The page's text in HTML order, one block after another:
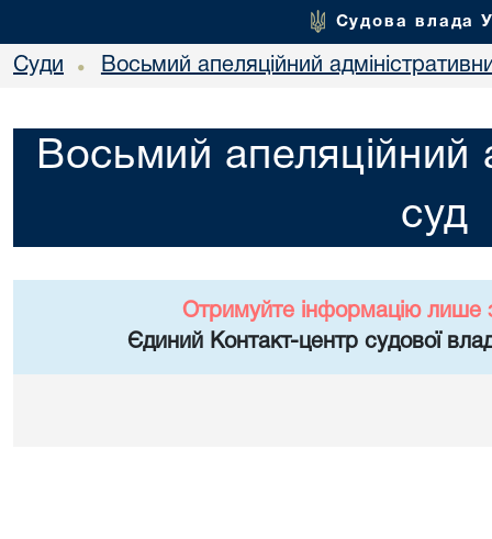
Судова влада
Суди • Восьмий апеляційний
Восьмий апеляційний
суд
Отримуйте інформацію лише
Єдиний Контакт-центр судової